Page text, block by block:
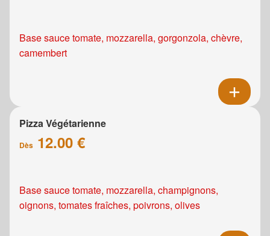
Base sauce tomate, mozzarella, gorgonzola, chèvre,
camembert
Pizza Végétarienne
Dès 12.00 €
Base sauce tomate, mozzarella, champignons,
oignons, tomates fraîches, poivrons, olives